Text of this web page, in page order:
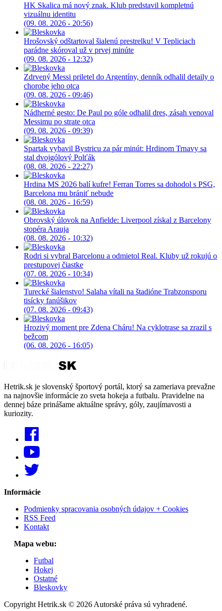
HK Skalica má nový znak. Klub predstavil kompletnú
vizuálnu identitu
(09. 08. 2026 - 20:56)
Hrošovský odštartoval šialenú prestrelku! V Tepliciach
parádne skóroval už v prvej minúte
(09. 08. 2026 - 12:32)
Zdrvený Messi priletel do Argentíny, denník odhalil detaily o
chorobe jeho otca
(09. 08. 2026 - 09:46)
Nádherné gesto: De Paul po góle odhalil dres, zásah venoval
Messimu po strate otca
(09. 08. 2026 - 09:39)
Spartak vybavil Bystricu za pár minút: Hrdinom Trnavy sa
stal dvojgólový Polťák
(08. 08. 2026 - 22:27)
Hrdina MS 2026 balí kufre! Ferran Torres sa dohodol s PSG,
Barcelona mu brániť nebude
(08. 08. 2026 - 16:59)
Obrovský úlovok na Anfielde: Liverpool získal z Barcelony
stopéra Arauja
(08. 08. 2026 - 10:32)
Rodri si vybral Barcelonu a odmietol Real. Kluby už rokujú o
prestupovej čiastke
(07. 08. 2026 - 10:34)
Turecké šialenstvo! Salaha vítali na štadióne Trabzonsporu
tisícky fanúšikov
(07. 08. 2026 - 09:43)
Hrozivý moment pre Zdena Cháru! Na cyklotrase sa zrazil s
bežcom
(06. 08. 2026 - 16:05)
Hetrik.sk je slovenský športový portál, ktorý sa zameriava prevažne
na najnovšie informácie zo sveta hokeja a futbalu. Pravidelne na
dennej báze prinášame aktuálne správy, góly, zaujímavosti a
kuriozity.
Informácie
Podmienky spracovania osobných údajov + Cookies
RSS Feed
Kontakt
Mapa webu:
Futbal
Hokej
Ostatné
Bleskovky
Copyright Hetrik.sk © 2026 Autorské práva sú vyhradené.